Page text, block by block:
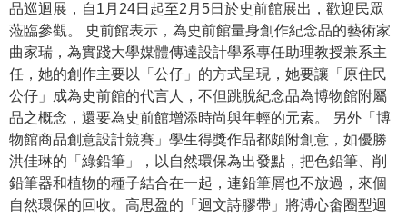
學
習
探
索
認
識
我
們
品巡迴展，自1月24日起至2月5日於史前館展出，歡迎民眾
蒞臨參觀。 史前館表示，為史前館量身創作紀念品的藝術家
曲家瑞，為實踐大學媒體傳達設計學系專任助理教授兼系主
任，她的創作主要以「公仔」的方式呈現，她要讓「原住民
公仔」成為史前館的代言人，不但跳脫紀念品為博物館附屬
品之概念，還要為史前館增添時尚與年輕的元素。 另外「博
物館商品創意設計競賽」學生得獎作品都頗附創意，如優勝
洪佳琳的「綠鉛筆」，以自然環保為出發點，把色鉛筆、削
鉛筆器和植物的種子結合在一起，連鉛筆屑也不放過，來個
自然環保的回收。高思盈的「迴文詩膠帶」將溥心畬圈型迴